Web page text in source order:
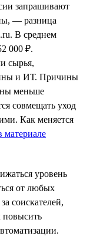
запрашивают
— разница
В среднем
000 ₽.
сырья,
и ИТ. Причины
меньше
совмещать уход
Как меняется
материале
уровень
от любых
соискателей,
повысить